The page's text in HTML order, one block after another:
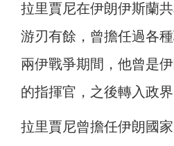
拉里賈尼在伊朗伊斯蘭
游刃有餘，曾擔任過各
兩伊戰爭期間，他曾是
的指揮官，之後轉入政界
拉里賈尼曾擔任伊朗國